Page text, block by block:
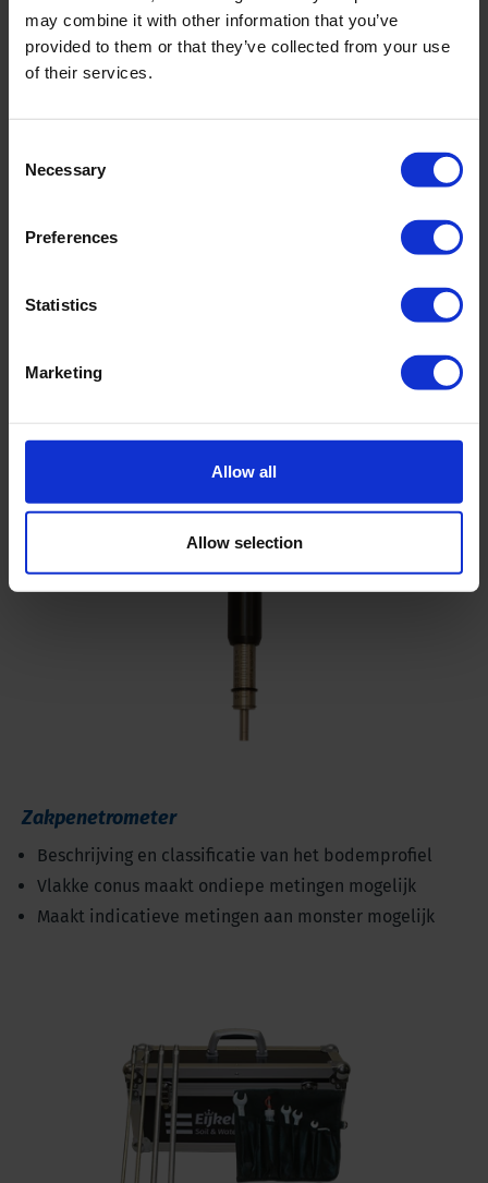
may combine it with other information that you’ve
provided to them or that they’ve collected from your use
of their services.
Selection
Necessary
Preferences
Statistics
Marketing
Allow all
Allow selection
Gewicht 2,68 kg
Downloads
Bestandsnaam
Handleiding 06.06 Handpenetrometer voor
Gerelateerde producten
Zakpenetrometer
Beschrijving en classificatie van het bodemprofiel
Vlakke conus maakt ondiepe metingen mogelijk
Maakt indicatieve metingen aan monster mogelijk